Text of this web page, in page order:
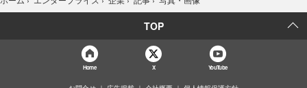
TOP
Home X YouTube